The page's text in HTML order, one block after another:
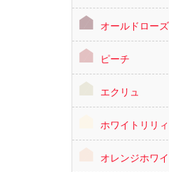
オールドローズ
ピーチ
エクリュ
ホワイトリリィ
オレンジホワ